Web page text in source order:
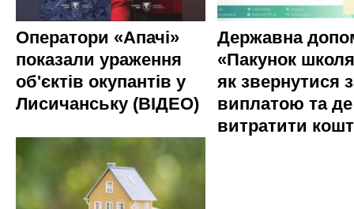
Оператори «Апачі»
показали ураження
об'єктів окупантів у
Лисичанську (ВІДЕО)
Державна
«Пакунок
як звернутися
виплатою та де
витратити